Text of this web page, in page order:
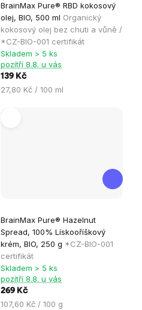
BrainMax Pure® RBD kokosový
olej, BIO, 500 ml Organický
kokosový olej bez chuti a vůně /
*CZ-BIO-001 certifikát
Skladem > 5 ks
pozítří 8.8. u vás
139 Kč
Měrná
27,80 Kč / 100 ml
BrainMax Pure® Hazelnut
Spread, 100% Lískooříškový
krém, BIO, 250 g *CZ-BIO-001
certifikát
hodnocení
produktu
je
3,7
z
Skladem > 5 ks
pozítří 8.8. u vás
269 Kč
Měrná
107,60 Kč / 100 g